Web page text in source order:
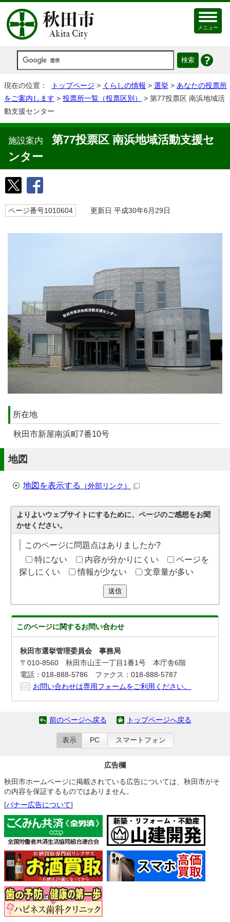
メニュー
現在の位置： トップページ > くらしの情報 > 選挙 > あなたの投票所
をご案内します > 投票所一覧（投票区別）
> 第77投票区 南浜地域活
動支援センター
施設案内 第77投票区 南浜地域活動支援セ
ンター
ページ番号1010604 更新日 平成30年6月29日
所在地
秋田市新屋南浜町7番10号
地図
地図を表示する （外部リンク）
よりよいウェブサイトにするために、ページのご感想をお聞
かせください。
このページに問題点はありましたか?
特にない
内容が分かりにくい
ページを
探しにくい
情報が少ない 文章量が多い
送信
このページに関するお問い合わせ
秋田市選挙管理委員会 事務局
〒010-8560 秋田市山王一丁目1番1号 本庁舎6階
電話：018-888-5786 ファクス：018-888-5787
お問い合わせは専用フォームをご利用ください。
前のページへ戻る トップページへ戻る
表示 PC スマートフォン
広告欄
秋田市ホームページに掲載されている広告については、秋田市がそ
の内容を保証するものではありません。
[バナー広告について]